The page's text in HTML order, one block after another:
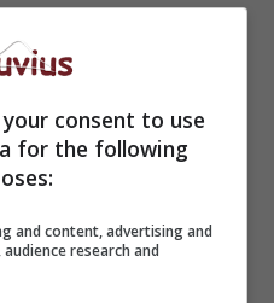
consent to use
for the following
and content, advertising and
research and